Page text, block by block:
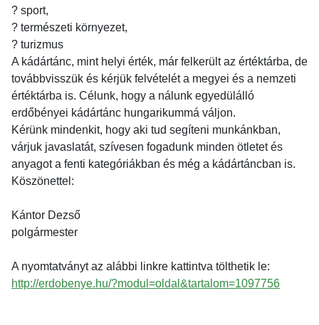
? sport,
? természeti környezet,
? turizmus
A kádártánc, mint helyi érték, már felkerült az értéktárba, de
továbbvisszük és kérjük felvételét a megyei és a nemzeti
értéktárba is. Célunk, hogy a nálunk egyedülálló
erdőbényei kádártánc hungarikummá váljon.
Kérünk mindenkit, hogy aki tud segíteni munkánkban,
várjuk javaslatát, szívesen fogadunk minden ötletet és
anyagot a fenti kategóriákban és még a kádártáncban is.
Köszönettel:
Kántor Dezső
polgármester
A nyomtatványt az alábbi linkre kattintva tölthetik le:
http://erdobenye.hu/?modul=oldal&tartalom=1097756